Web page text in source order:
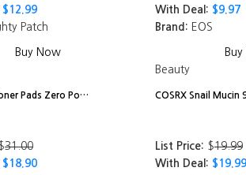
$12.99
Patch
Buy Now
With Deal: $9.97
Brand: EOS
Pads Zero Po…
31.00
$18.90
Beauty
COSRX Snail Mucin
List Price: $19.99
With Deal: $19.99